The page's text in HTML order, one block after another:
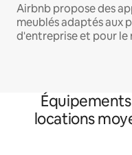
Airbnb propose des
meublés adaptés aux
d'entreprise et pour le
locations